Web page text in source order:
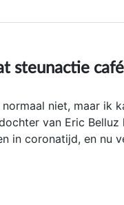
steunactie
niet, maar ik
van Eric
in coronatijd, en nu